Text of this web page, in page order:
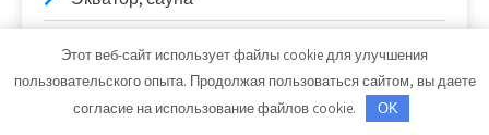
Экстримлэнд, местоположение
ЭлитАвто
Этот веб-сайт использует файлы cookie для улучшения
пользовательского опыта. Продолжая пользоваться сайтом, вы даете
согласие на использование файлов cookie.
OK